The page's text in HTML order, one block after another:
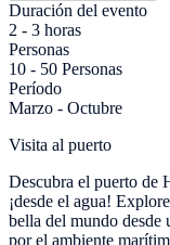
Duración del evento
2 - 3 horas
Personas
10 - 50 Personas
Período
Marzo - Octubre
Visita al puerto
Descubra el puerto de
¡desde el agua!
bella del mundo desde
por el ambiente